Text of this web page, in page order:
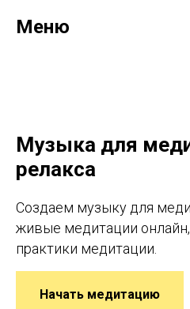
Меню
Музыка для
релакса
Создаем музыку для
живые медитации
практики медитации.
Начать медитацию